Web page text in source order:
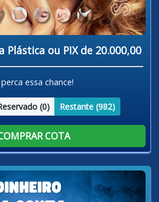
Plástica ou PIX de 20.000,00
essa chance!
(0) Restante (982)
COTA